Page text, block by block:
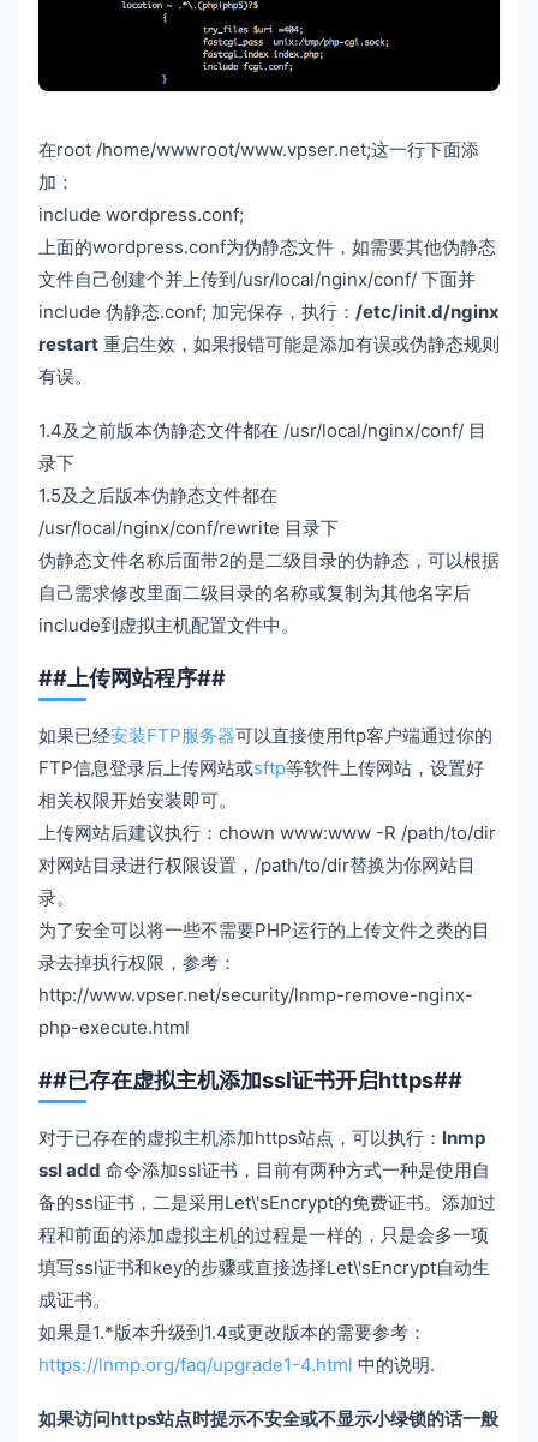
在root /home/wwwroot/www.vpser.net;这一行下面添
加：
include wordpress.conf;
上面的wordpress.conf为伪静态文件，如需要其他伪静态
文件自己创建个并上传到/usr/local/nginx/conf/ 下面并
include 伪静态.conf; 加完保存，执行： /etc/init.d/nginx
restart 重启生效，如果报错可能是添加有误或伪静态规则
有误。
1.4及之前版本伪静态文件都在 /usr/local/nginx/conf/ 目
录下
1.5及之后版本伪静态文件都在
/usr/local/nginx/conf/rewrite 目录下
伪静态文件名称后面带2的是二级目录的伪静态，可以根据
自己需求修改里面二级目录的名称或复制为其他名字后
include到虚拟主机配置文件中。
##上传网站程序##
如果已经安装FTP服务器可以直接使用ftp客户端通过你的
FTP信息登录后上传网站或sftp等软件上传网站，设置好
相关权限开始安装即可。
上传网站后建议执行：chown www:www -R /path/to/dir
对网站目录进行权限设置，/path/to/dir替换为你网站目
录。
为了安全可以将一些不需要PHP运行的上传文件之类的目
录去掉执行权限，参考：
http://www.vpser.net/security/lnmp-remove-nginx-
php-execute.html
##已存在虚拟主机添加ssl证书开启https##
对于已存在的虚拟主机添加https站点，可以执行： lnmp
ssl add 命令添加ssl证书，目前有两种方式一种是使用自
备的ssl证书，二是采用Let\'sEncrypt的免费证书。添加过
程和前面的添加虚拟主机的过程是一样的，只是会多一项
填写ssl证书和key的步骤或直接选择Let\'sEncrypt自动生
成证书。
如果是1.*版本升级到1.4或更改版本的需要参考：
https://lnmp.org/faq/upgrade1-4.html 中的说明.
如果访问https站点时提示不安全或不显示小绿锁的话一般